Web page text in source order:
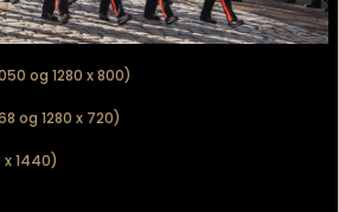
og 1280 x 800)
og 1280 x 720)
x 1440)